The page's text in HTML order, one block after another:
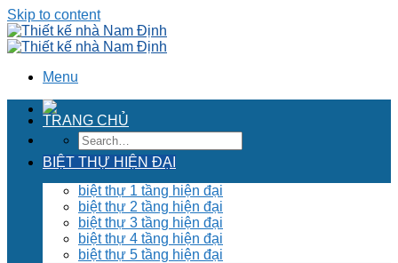
Skip to content
Menu
TRANG CHỦ
BIỆT THỰ HIỆN ĐẠI
biệt thự 1 tầng hiện đại
biệt thự 2 tầng hiện đại
biệt thự 3 tầng hiện đại
biệt thự 4 tầng hiện đại
biệt thự 5 tầng hiện đại